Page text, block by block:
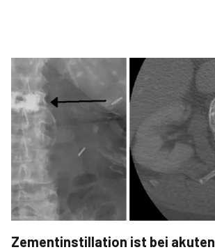
Zementinstillation ist bei akuten